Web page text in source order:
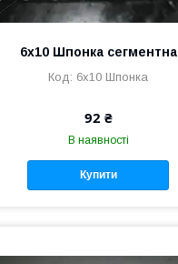
6х10 Шпонка сегментна
6х10 Шпонка
92 ₴
В наявності
Купити